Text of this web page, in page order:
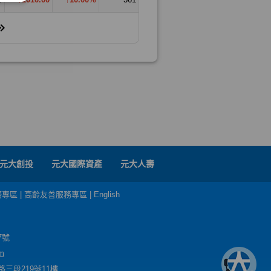
元大創投 元大國際資產 元大人壽
區 高齡友善服務專區 English
號
三段219號11樓